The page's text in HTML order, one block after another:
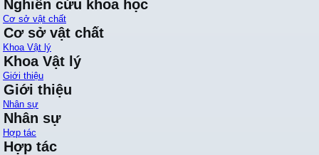
Nghiên cứu khoa học
Cơ sở vật chất
Cơ sở vật chất
Khoa Vật lý
Khoa Vật lý
Giới thiệu
Giới thiệu
Nhân sự
Nhân sự
Hợp tác
Hợp tác